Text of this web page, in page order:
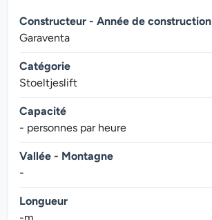
Constructeur - Année de construction
Garaventa
Catégorie
Stoeltjeslift
Capacité
- personnes par heure
Vallée - Montagne
-
Longueur